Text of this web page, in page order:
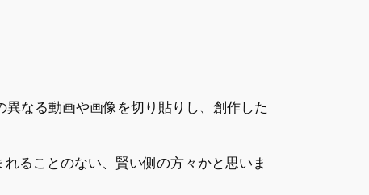
なる動画や画像を切り貼りし、創作した
ることのない、賢い側の方々かと思いま